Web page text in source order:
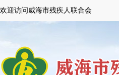
欢迎访问威海市残疾人联合会